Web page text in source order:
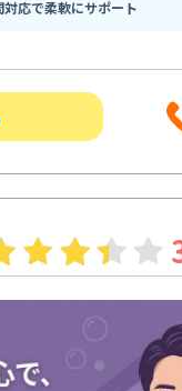
応で柔軟にサポート